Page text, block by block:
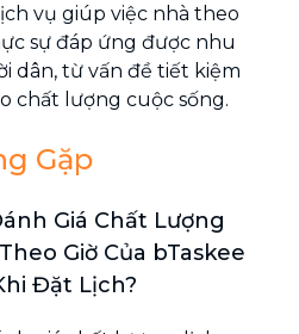
vụ giúp việc nhà theo
sự đáp ứng được nhu
dân, từ vấn đề tiết kiệm
chất lượng cuộc sống.
Gặp
Giá Chất Lượng
Giờ Của bTaskee
Đặt Lịch?